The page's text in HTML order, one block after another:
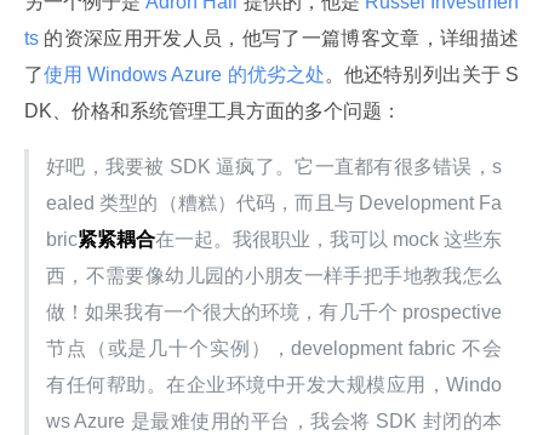
ts 的资深应用开发人员，他写了一篇博客文章，详细描述
了使用 Windows Azure 的优劣之处。他还特别列出关于 S
DK、价格和系统管理工具方面的多个问题：
好吧，我要被 SDK 逼疯了。它一直都有很多错误，s
ealed 类型的（糟糕）代码，而且与 Development Fa
bric紧紧耦合在一起。我很职业，我可以 mock 这些东
西，不需要像幼儿园的小朋友一样手把手地教我怎么
做！如果我有一个很大的环境，有几千个 prospective
节点（或是几十个实例），development fabric 不会
有任何帮助。在企业环境中开发大规模应用，Windo
ws Azure 是最难使用的平台，我会将 SDK 封闭的本